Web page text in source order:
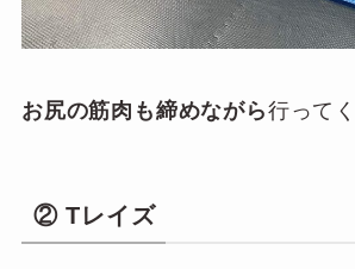
お尻の筋肉も締めながら行って
② Tレイズ